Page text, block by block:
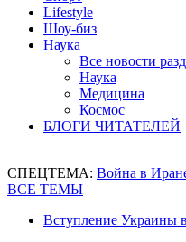
Lifestyle
Шоу-биз
Наука
Все новости
Наука
Медицина
Космос
БЛОГИ ЧИТАТЕЛЕЙ
СПЕЦТЕМА: Война в
ВСЕ ТЕМЫ
Вступление Украины